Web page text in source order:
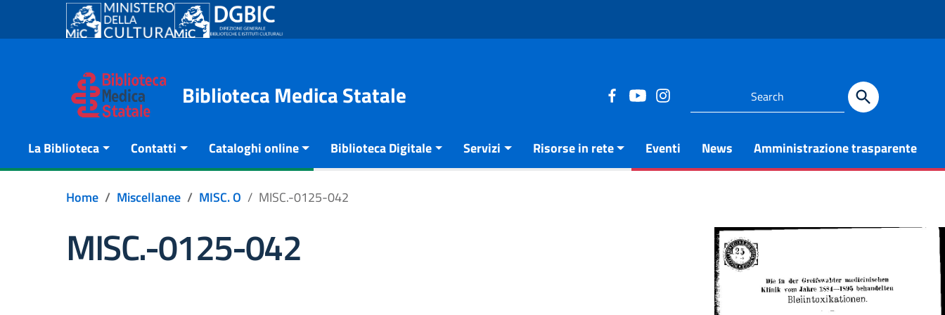
Go to content
Go to the navigation menu
Biblioteca Medica Statale
La Biblioteca Contatti Cataloghi online Biblioteca Digitale Servizi Risorse in rete Eventi News Amministrazione trasparente
Home Miscellanee MISC. O MISC.-0125-042
MISC.-0125-042